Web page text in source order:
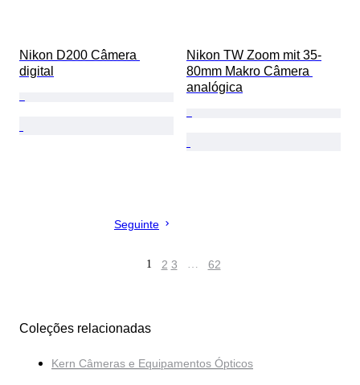
Nikon D200 Câmera
digital
Nikon TW Zoom mit 35-
80mm Makro Câmera
analógica
Seguinte
1 2 3 … 62
Coleções relacionadas
Kern Câmeras e Equipamentos Ópticos